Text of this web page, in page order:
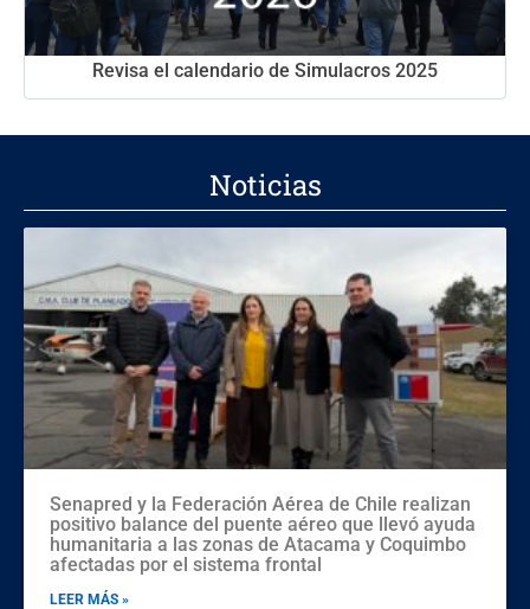
Revisa el calendario de Simulacros 2025
Noticias
Senapred y la Federación Aérea de Chile realizan
positivo balance del puente aéreo que llevó ayuda
humanitaria a las zonas de Atacama y Coquimbo
afectadas por el sistema frontal
LEER MÁS »